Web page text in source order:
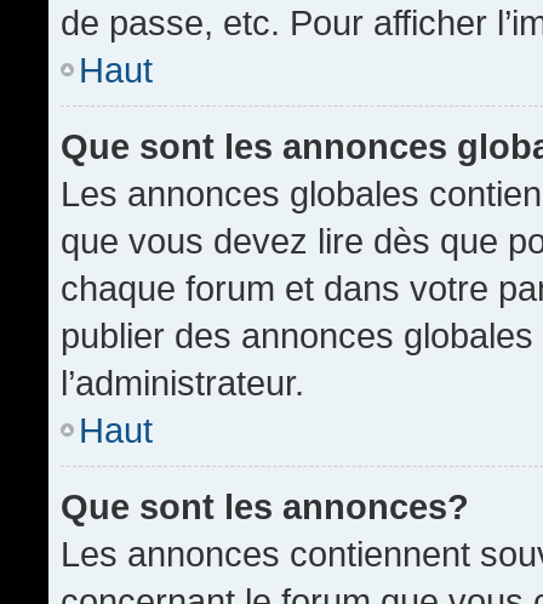
de passe, etc. Pour afficher
Haut
Que sont les annonces
Les annonces globales
que vous devez lire dès que
chaque forum et dans votre
publier des annonces
l’administrateur.
Haut
Que sont les annonces?
Les annonces contiennent